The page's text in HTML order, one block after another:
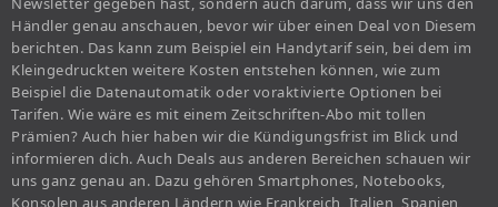
Händler genau anschauen, bevor wir über einen Deal von Diesem
berichten. Das kann zum Beispiel ein Handytarif sein, bei dem im
Kleingedruckten weitere Kosten entstehen können, wie zum
Beispiel die Datenautomatik oder voraktivierte Optionen bei
Tarifen. Wie wäre es mit einem Zeitschriften-Abo mit tollen
Prämien? Auch hier haben wir die Kündigungsfrist im Blick und
informieren dich. Auch Deals aus anderen Bereichen schauen wir
uns ganz genau an. Dazu gehören Smartphones, Notebooks,
Konsolen aus anderen Ländern wie Frankreich, Italien, Spanien,